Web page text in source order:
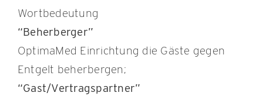
Wortbedeutung
“Beherberger”
OptimaMed Einrichtung die Gäste gegen
Entgelt beherbergen;
“Gast/Vertragspartner”